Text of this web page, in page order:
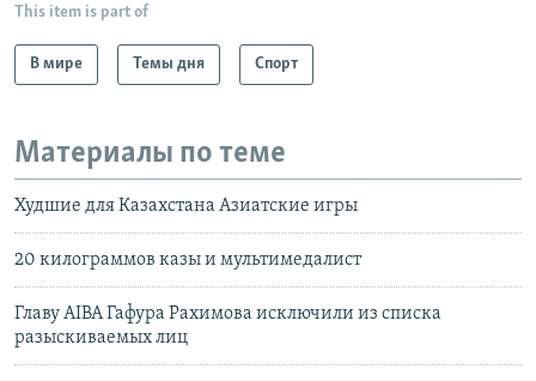
This item is part of
В мире Темы дня Спорт
Материалы по теме
Худшие для Казахстана Азиатские игры
20 килограммов казы и мультимедалист
Главу AIBA Гафура Рахимова исключили из списка
разыскиваемых лиц